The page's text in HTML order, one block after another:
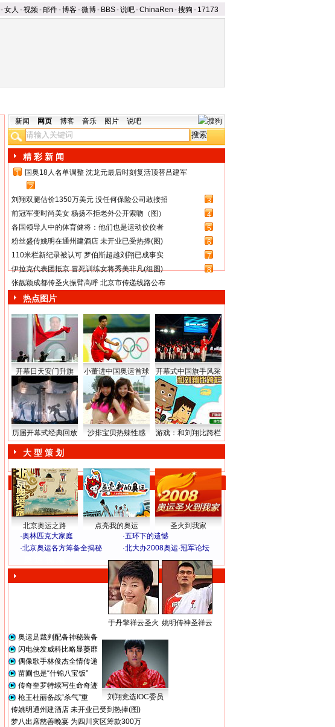
-女人 -视频-邮件-博客-微博- BBS-说吧-ChinaRen -搜狗 - 17173
新闻 网页 博客 音乐 图片 说吧
精 彩 新 闻
1
国奥18人名单调整 沈龙元最后时刻复活顶替吕建军
2
刘翔双腿估价1350万美元 没任何保险公司敢接招
3
前冠军变时尚美女 杨扬不拒老外公开索吻（图）
4
各国领导人中的体育健将：他们也是运动佼佼者
5
粉丝盛传姚明在通州建酒店 未开业已受热捧(图)
6
110米栏新纪录被认可 罗伯斯超越刘翔已成事实
7
伊拉克代表团抵京 冒死训练女将秀美非凡(组图)
8
张靓颖成都传圣火振臂高呼 北京市传递线路公布
热点图片
开幕日天安门升旗 小董进中国奥运首球 开幕式中国旗手风采
历届开幕式经典回放 沙排宝贝热辣性感 游戏：和刘翔比跨栏
大 型 策 划
北京奥运之路 点亮我的奥运
圣火到我家
·奥林匹克大家庭 ·五环下的遗憾
·北京奥运各方筹备全揭秘 ·北大办2008奥运·冠军论坛
于丹擎祥云圣火 姚明传神圣祥云
奥运足裁判配备神秘装备
闪电侠发威科比略显萎靡
偶像歌手林俊杰全情传递
苗圃也是“什锦八宝饭”
传奇奎罗特续写生命奇迹
枪王杜丽备战“杀气”重
刘翔竞选IOC委员
传姚明通州建酒店 未开业已受到热捧(图)
梦八出席慈善晚宴 为四川灾区筹款300万